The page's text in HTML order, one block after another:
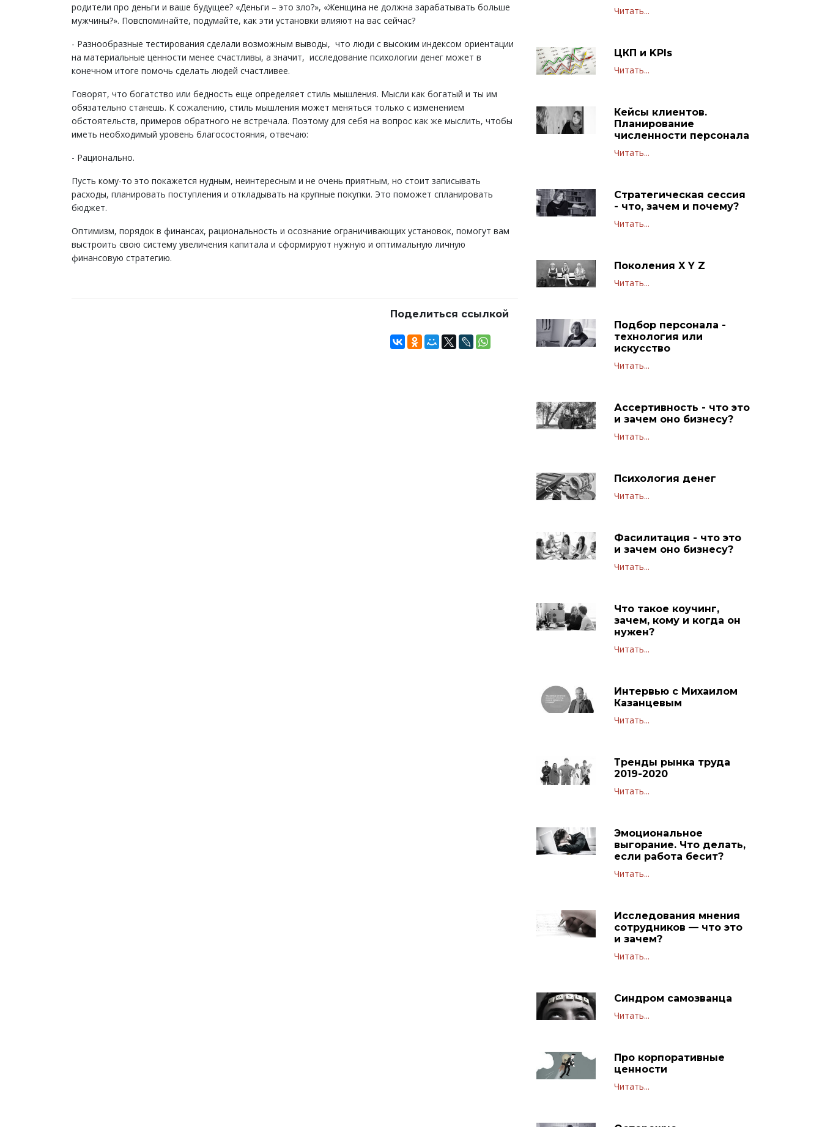
родители про деньги и ваше будущее? «Деньги – это зло?», «Женщина не должна зарабатывать больше
мужчины?». Повспоминайте, подумайте, как эти установки влияют на вас сейчас?
- Разнообразные тестирования сделали возможным выводы, что люди с высоким индексом ориентации
на материальные ценности менее счастливы, а значит, исследование психологии денег может в
конечном итоге помочь сделать людей счастливее.
Говорят, что богатство или бедность еще определяет стиль мышления. Мысли как богатый и ты им
обязательно станешь. К сожалению, стиль мышления может меняться только с изменением
обстоятельств, примеров обратного не встречала. Поэтому для себя на вопрос как же мыслить, чтобы
иметь необходимый уровень благосостояния, отвечаю:
- Рационально.
Пусть кому-то это покажется нудным, неинтересным и не очень приятным, но стоит записывать
расходы, планировать поступления и откладывать на крупные покупки. Это поможет спланировать
бюджет.
Оптимизм, порядок в финансах, рациональность и осознание ограничивающих установок, помогут вам
выстроить свою систему увеличения капитала и сформируют нужную и оптимальную личную
финансовую стратегию.
Поделиться ссылкой
Читать...
ЦКП и KPIs
Читать...
Кейсы клиентов.
Планирование
численности персонала
Читать...
Стратегическая сессия
- что, зачем и почему?
Читать...
Поколения X Y Z
Читать...
Подбор персонала -
технология или
искусство
Читать...
Ассертивность - что это
и зачем оно бизнесу?
Читать...
Психология денег
Читать...
Фасилитация - что это
и зачем оно бизнесу?
Читать...
Что такое коучинг,
зачем, кому и когда он
нужен?
Читать...
Интервью с Михаилом
Казанцевым
Читать...
Тренды рынка труда
2019-2020
Читать...
Эмоциональное
выгорание. Что делать,
если работа бесит?
Читать...
Исследования мнения
сотрудников — что это
и зачем?
Читать...
Синдром самозванца
Читать...
Про корпоративные
ценности
Читать...